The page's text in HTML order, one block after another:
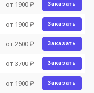
от 1900 ₽ Заказать
от 1900 ₽ Заказать
от 2500 ₽ Заказать
от 3700 ₽ Заказать
от 1900 ₽ Заказать